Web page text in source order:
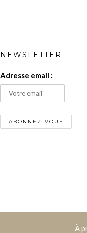
NEWSLETTER
Adresse email :
À